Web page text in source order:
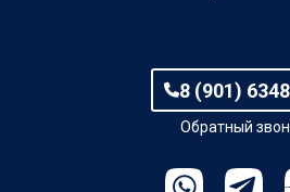
8 (901)
Обратный